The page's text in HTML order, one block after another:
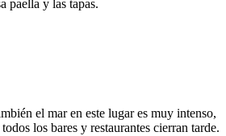
paella y las tapas.
el mar en este lugar es muy intenso,
los bares y restaurantes cierran tarde.